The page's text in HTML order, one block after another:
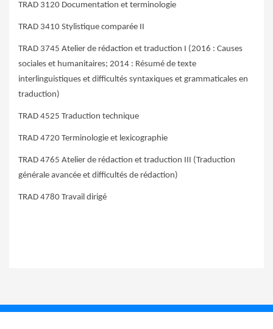
TRAD 3120 Documentation et terminologie
TRAD 3410 Stylistique comparée II
TRAD 3745 Atelier de rédaction et traduction I (2016 : Causes
sociales et humanitaires; 2014 : Résumé de texte
interlinguistiques et difficultés syntaxiques et grammaticales en
traduction)
TRAD 4525 Traduction technique
TRAD 4720 Terminologie et lexicographie
TRAD 4765 Atelier de rédaction et traduction III (Traduction
générale avancée et difficultés de rédaction)
TRAD 4780 Travail dirigé